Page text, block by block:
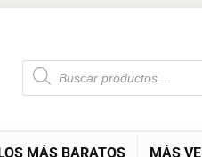
MÁS BARATOS MÁS